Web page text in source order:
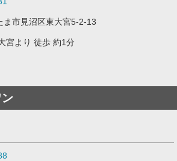
ま市見沼区東大宮5-2-13
宮より 徒歩 約1分